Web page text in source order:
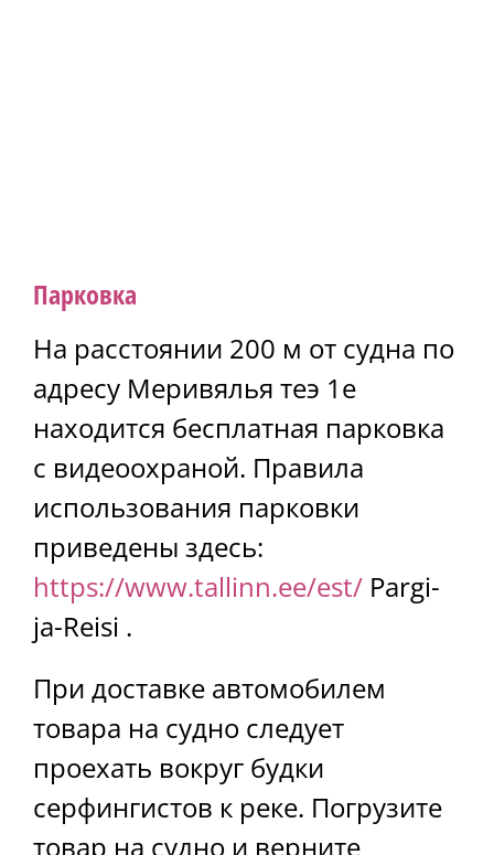
Парковка
На расстоянии 200 м от судна по
адресу Меривялья теэ 1e
находится бесплатная парковка
с видеоохраной. Правила
использования парковки
приведены здесь:
https://www.tallinn.ee/est/ Pargi-
ja-Reisi .
При доставке автомобилем
товара на судно следует
проехать вокруг будки
серфингистов к реке. Погрузите
товар на судно и верните